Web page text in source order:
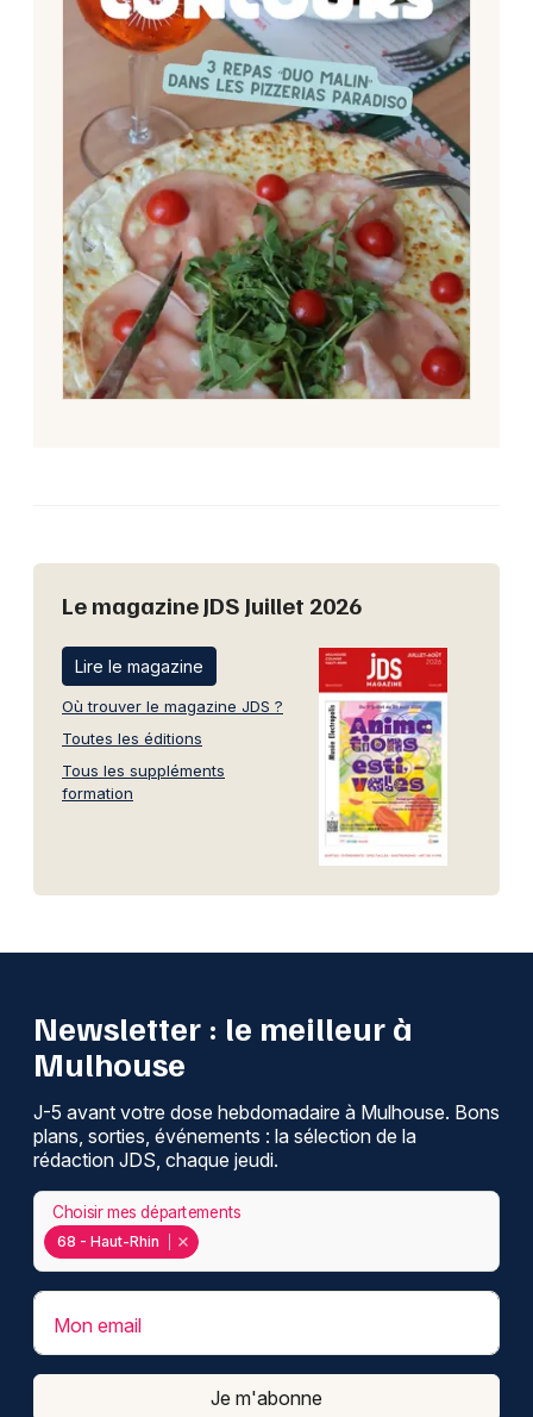
Le magazine JDS Juillet 2026
Lire le magazine
Où trouver le magazine JDS ?
Toutes les éditions
Tous les suppléments
formation
Newsletter : le meilleur à
Mulhouse
J-5 avant votre dose hebdomadaire à Mulhouse. Bons
plans, sorties, événements : la sélection de la
rédaction JDS, chaque jeudi.
68 - Haut-Rhin
Choisir mes départements
Mon email
Je m'abonne